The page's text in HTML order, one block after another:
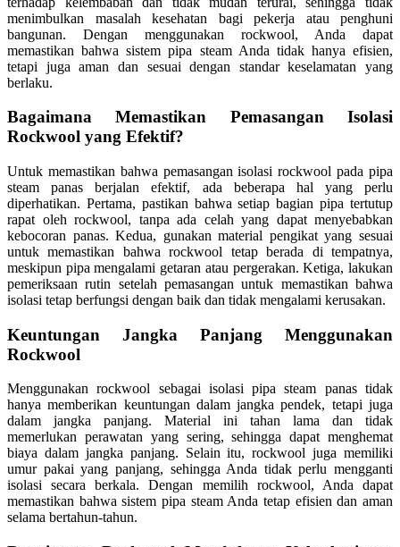
menimbulkan masalah kesehatan bagi pekerja atau penghuni
bangunan. Dengan menggunakan rockwool, Anda dapat
memastikan bahwa sistem pipa steam Anda tidak hanya efisien,
tetapi juga aman dan sesuai dengan standar keselamatan yang
berlaku.
Bagaimana Memastikan Pemasangan Isolasi
Rockwool yang Efektif?
Untuk memastikan bahwa pemasangan isolasi rockwool pada pipa
steam panas berjalan efektif, ada beberapa hal yang perlu
diperhatikan. Pertama, pastikan bahwa setiap bagian pipa tertutup
rapat oleh rockwool, tanpa ada celah yang dapat menyebabkan
kebocoran panas. Kedua, gunakan material pengikat yang sesuai
untuk memastikan bahwa rockwool tetap berada di tempatnya,
meskipun pipa mengalami getaran atau pergerakan. Ketiga, lakukan
pemeriksaan rutin setelah pemasangan untuk memastikan bahwa
isolasi tetap berfungsi dengan baik dan tidak mengalami kerusakan.
Keuntungan Jangka Panjang Menggunakan
Rockwool
Menggunakan rockwool sebagai isolasi pipa steam panas tidak
hanya memberikan keuntungan dalam jangka pendek, tetapi juga
dalam jangka panjang. Material ini tahan lama dan tidak
memerlukan perawatan yang sering, sehingga dapat menghemat
biaya dalam jangka panjang. Selain itu, rockwool juga memiliki
umur pakai yang panjang, sehingga Anda tidak perlu mengganti
isolasi secara berkala. Dengan memilih rockwool, Anda dapat
memastikan bahwa sistem pipa steam Anda tetap efisien dan aman
selama bertahun-tahun.